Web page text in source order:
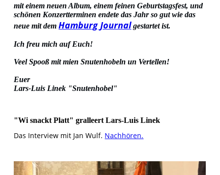
mit einem neuen Album, einem feinen Geburtstagsfest, und
schönen Konzertterminen endete das Jahr so gut wie das
neue mit demHamburg Journalgestartet ist.
Ich freu mich auf Euch!
Veel Spooß mit mien Snutenhobeln un Vertellen!
Euer
Lars-Luis Linek "Snutenhobel"
"Wi snackt Platt" gralleert Lars-Luis Linek
Das Interview mit Jan Wulf. Nachhören.